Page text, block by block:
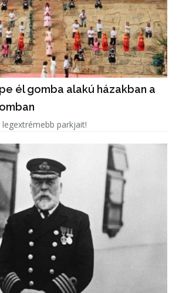
él gomba alakú házakban a
parkjait!